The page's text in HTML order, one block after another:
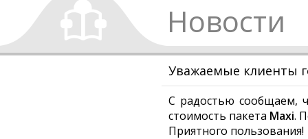
Новости
Уважаемые клиенты
С радостью сообщаем,
стоимость пакета Maxi.
Приятного пользования!